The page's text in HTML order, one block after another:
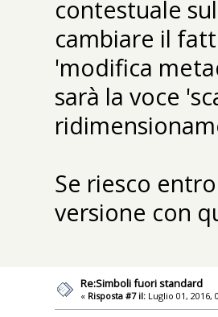
contestuale
cambiare il
'modifica
sarà la voce
Se riesco
versione con
Re:Simboli fuori standard
« Risposta #7 il: Luglio 01, 2016,